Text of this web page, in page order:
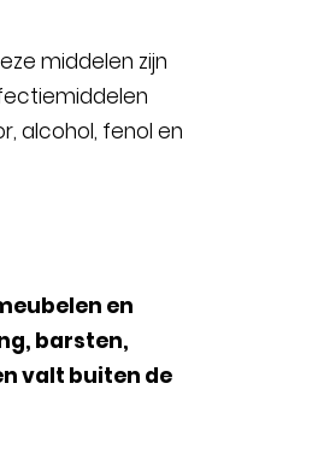
middelen zijn
alcohol, fenol en
en
barsten,
valt buiten de